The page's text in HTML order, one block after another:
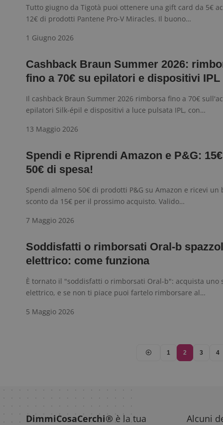
Tutto giugno da Tigotà puoi ottenere una gift card da 5€
12€ di prodotti Pantene Pro-V Miracles. Il buono…
1 Giugno 2026
Cashback Braun Summer 2026:
fino a 70€ su epilatori e dispositivi IPL
Il cashback Braun Summer 2026 rimborsa fino a 70€
epilatori Silk-épil e dispositivi a luce pulsata IPL, con…
13 Maggio 2026
Spendi e Riprendi Amazon e P&G:
50€ di spesa!
Spendi almeno 50€ di prodotti P&G su Amazon e ricevi un
sconto da 15€ per il prossimo acquisto. Valido…
7 Maggio 2026
Soddisfatti o rimborsati Oral-b
elettrico: come funziona
È tornato il "soddisfatti o rimborsati Oral-b": acquista uno
elettrico, e se non ti piace puoi fartelo rimborsare al…
5 Maggio 2026
1 2 3 4
DimmiCosaCerchi® è la tua Alcuni
FCCDCF
test_cookie